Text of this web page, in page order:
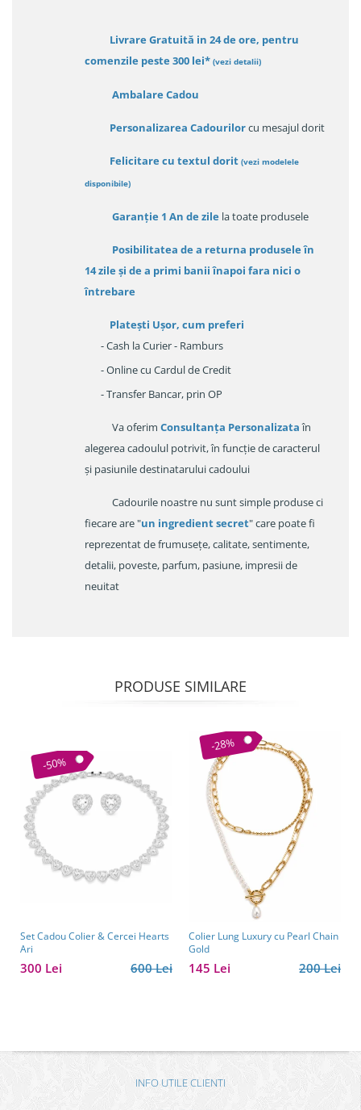
Livrare Gratuită in 24 de ore, pentru
comenzile peste 300 lei* (vezi detalii)
Ambalare Cadou
Personalizarea Cadourilorcu mesajul dorit
Felicitare cu textul dorit (vezi modelele
disponibile)
Garanție 1 An de zile la toate produsele
Posibilitatea de a returna produsele în
14 zileși de a primi banii înapoi fara nici o
întrebare
Platești Ușor, cum preferi
- Cash la Curier - Ramburs
- Online cu Cardul de Credit
- Transfer Bancar, prin OP
Va oferim Consultanța Personalizataîn
alegerea cadoulul potrivit, în funcție de caracterul
și pasiunile destinatarului cadoului
Cadourile noastre nu sunt simple produse ci
fiecare are "un ingredient secret" care poate fi
reprezentat de frumusețe, calitate, sentimente,
detalii, poveste, parfum, pasiune, impresii de
neuitat
PRODUSE SIMILARE
-50%
Set Cadou Colier & Cercei Hearts
Ari
600 Lei
300 Lei
-28%
Colier Lung Luxury cu Pearl Chain
Gold
200 Lei
145 Lei
INFO UTILE CLIENTI